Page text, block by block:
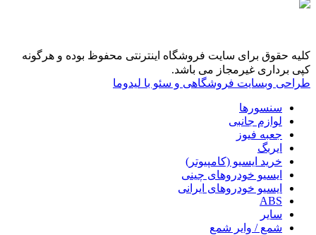
کلیه حقوق برای سایت فروشگاه اینترنتی محفوظ بوده و هرگونه
کپی برداری غیرمجاز می باشد.
طراحی وبسایت فروشگاهی و سئو با لیدوما
سنسورها
لوازم جانبی
جعبه فیوز
ایربگ
خرید ایسیو (کامپیوتر)
ایسیو خودروهای چینی
ایسیو خودروهای ایرانی
ABS
سایر
شمع / وایر شمع